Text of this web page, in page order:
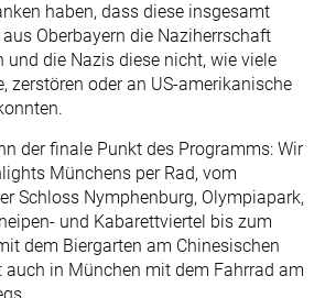
haben, dass diese insgesamt
Oberbayern die Naziherrschaft
und die Nazis diese nicht, wie viele
zerstören oder an US-amerikanische
der finale Punkt des Programms: Wir
Münchens per Rad, vom
Schloss Nymphenburg, Olympiapark,
und Kabarettviertel bis zum
dem Biergarten am Chinesischen
in München mit dem Fahrrad am